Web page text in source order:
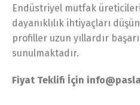
Endüstriyel mutfak
dayanıklılık ihtiyaçları
profiller uzun yıllardır
sunulmaktadır.
Fiyat Teklifi İçin